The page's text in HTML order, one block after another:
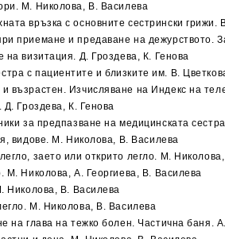
М. Николова, В. Василева
връзка с основните сестрински
приемане и предаване на дежурството.
на визитация. Д. Гроздева, К. Генова
с пациентите и близките им. В.
възрастен. Изчисляване на Индекс на
Гроздева, К. Генова
за предпазване на медицинската
видове. М. Николова, В. Василева
заето или открито легло. М.
М. Николова, А. Георгиева, В. Василева
Николова, В. Василева
М. Николова, В. Василева
на глава на тежко болен. Частична баня.